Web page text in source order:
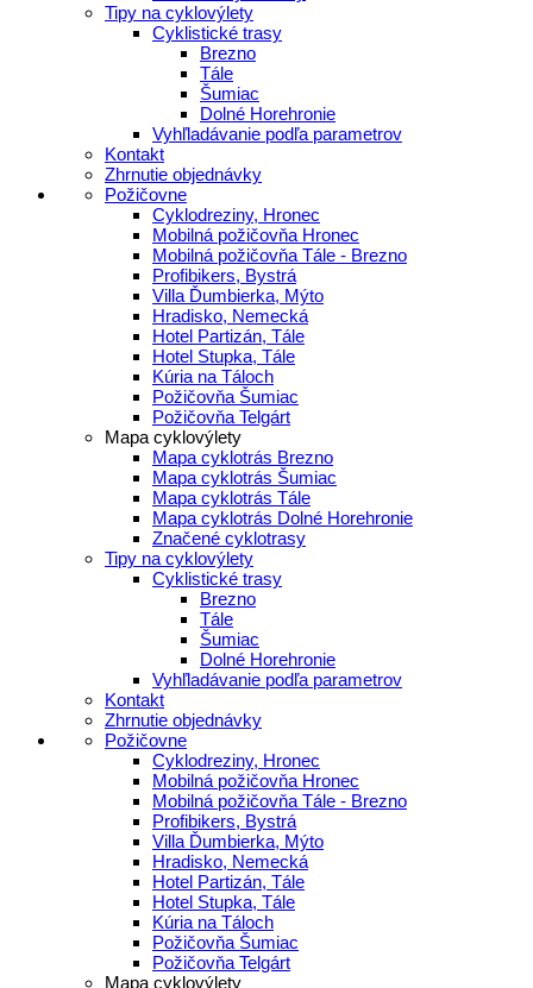
Tipy na cyklovýlety
Cyklistické trasy
Brezno
Tále
Šumiac
Dolné Horehronie
Vyhľladávanie podľa parametrov
Kontakt
Zhrnutie objednávky
Požičovne
Cyklodreziny, Hronec
Mobilná požičovňa Hronec
Mobilná požičovňa Tále - Brezno
Profibikers, Bystrá
Villa Ďumbierka, Mýto
Hradisko, Nemecká
Hotel Partizán, Tále
Hotel Stupka, Tále
Kúria na Táloch
Požičovňa Šumiac
Požičovňa Telgárt
Mapa cyklovýlety
Mapa cyklotrás Brezno
Mapa cyklotrás Šumiac
Mapa cyklotrás Tále
Mapa cyklotrás Dolné Horehronie
Značené cyklotrasy
Tipy na cyklovýlety
Cyklistické trasy
Brezno
Tále
Šumiac
Dolné Horehronie
Vyhľladávanie podľa parametrov
Kontakt
Zhrnutie objednávky
Požičovne
Cyklodreziny, Hronec
Mobilná požičovňa Hronec
Mobilná požičovňa Tále - Brezno
Profibikers, Bystrá
Villa Ďumbierka, Mýto
Hradisko, Nemecká
Hotel Partizán, Tále
Hotel Stupka, Tále
Kúria na Táloch
Požičovňa Šumiac
Požičovňa Telgárt
Mapa cyklovýlety